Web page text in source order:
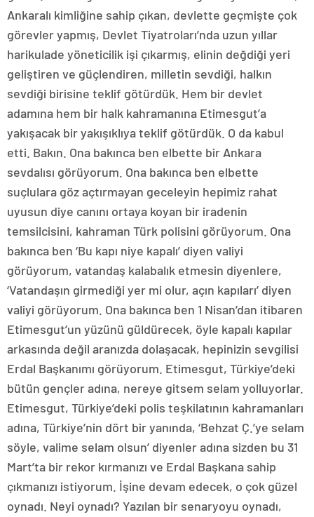
Ankaralı kimliğine sahip çıkan, devlette geçmişte çok
görevler yapmış, Devlet Tiyatroları’nda uzun yıllar
harikulade yöneticilik işi çıkarmış, elinin değdiği yeri
geliştiren ve güçlendiren, milletin sevdiği, halkın
sevdiği birisine teklif götürdük. Hem bir devlet
adamına hem bir halk kahramanına Etimesgut’a
yakışacak bir yakışıklıya teklif götürdük. O da kabul
etti. Bakın. Ona bakınca ben elbette bir Ankara
sevdalısı görüyorum. Ona bakınca ben elbette
suçlulara göz açtırmayan geceleyin hepimiz rahat
uyusun diye canını ortaya koyan bir iradenin
temsilcisini, kahraman Türk polisini görüyorum. Ona
bakınca ben ‘Bu kapı niye kapalı’ diyen valiyi
görüyorum, vatandaş kalabalık etmesin diyenlere,
‘Vatandaşın girmediği yer mi olur, açın kapıları’ diyen
valiyi görüyorum. Ona bakınca ben 1 Nisan’dan itibaren
Etimesgut’un yüzünü güldürecek, öyle kapalı kapılar
arkasında değil aranızda dolaşacak, hepinizin sevgilisi
Erdal Başkanımı görüyorum. Etimesgut, Türkiye’deki
bütün gençler adına, nereye gitsem selam yolluyorlar.
Etimesgut, Türkiye’deki polis teşkilatının kahramanları
adına, Türkiye’nin dört bir yanında, ‘Behzat Ç.’ye selam
söyle, valime selam olsun’ diyenler adına sizden bu 31
Mart’ta bir rekor kırmanızı ve Erdal Başkana sahip
çıkmanızı istiyorum. İşine devam edecek, o çok güzel
oynadı. Neyi oynadı? Yazılan bir senaryoyu oynadı,